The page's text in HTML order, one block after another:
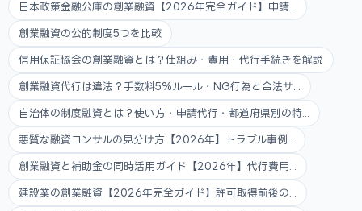
日本政策金融公庫の創業融資【2026年完全ガイド】申請...
創業融資の公的制度5つを比較
信用保証協会の創業融資とは？仕組み・費用・代行手続きを解説
創業融資代行は違法？手数料5%ルール・NG行為と合法サ...
自治体の制度融資とは？使い方・申請代行・都道府県別の特...
悪質な融資コンサルの見分け方【2026年】トラブル事例...
創業融資と補助金の同時活用ガイド【2026年】代行費用...
建設業の創業融資【2026年完全ガイド】許可取得前後の...